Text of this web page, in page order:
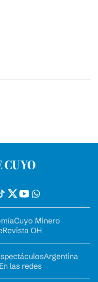
Cuyo Minero
Revista OH
Argentina
las redes